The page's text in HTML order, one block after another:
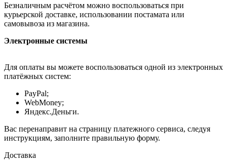
Безналичным расчётом можно воспользоваться при
курьерской доставке, использовании постамата или
самовывоза из магазина.
Электронные системы
Для оплаты вы можете воспользоваться одной из электронных
платёжных систем:
PayPal;
WebMoney;
Яндекс.Деньги.
Вас перенаправит на страницу платежного сервиса, следуя
инструкциям, заполните правильную форму.
Доставка